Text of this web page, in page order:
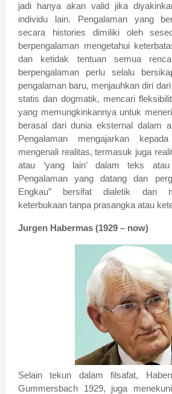
jadi hanya akan valid jika
individu lain. Pengalaman yang
secara histories dimiliki oleh
berpengalaman mengetahui
dan ketidak tentuan semua
berpengalaman perlu selalu
pengalaman baru, menjauhkan diri
statis dan dogmatik, mencari
yang memungkinkannya untuk
berasal dari dunia eksternal dalam
Pengalaman mengajarkan
mengenali realitas, termasuk juga
atau ‘yang lain’ dalam teks
Pengalaman yang datang dan
Engkau” bersifat dialetik dan
keterbukaan tanpa prasangka atau
Jurgen Habermas (1929 – now)
Selain tekun dalam filsafat,
Gummersbach 1929, juga